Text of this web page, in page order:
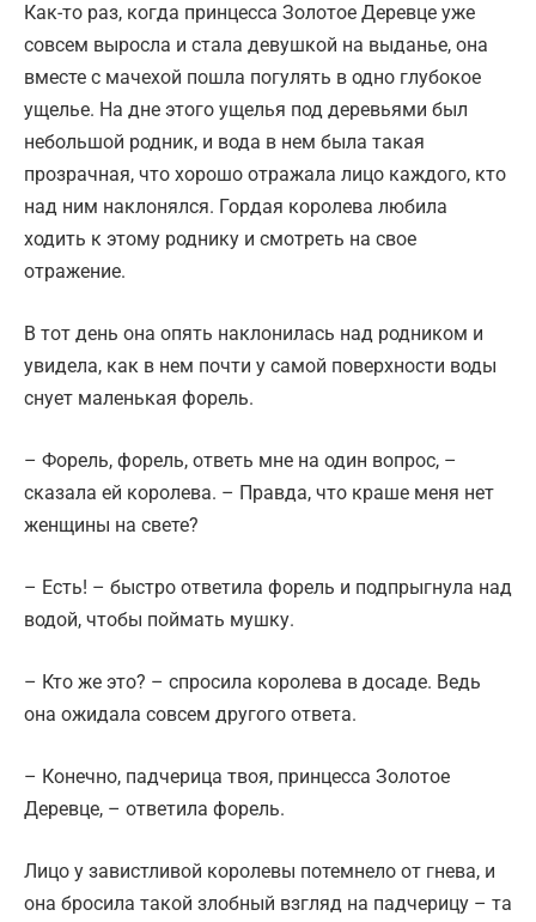
Как-то раз, когда принцесса Золотое Деревце уже
совсем выросла и стала девушкой на выданье, она
вместе с мачехой пошла погулять в одно глубокое
ущелье. На дне этого ущелья под деревьями был
небольшой родник, и вода в нем была такая
прозрачная, что хорошо отражала лицо каждого, кто
над ним наклонялся. Гордая королева любила
ходить к этому роднику и смотреть на свое
отражение.
В тот день она опять наклонилась над родником и
увидела, как в нем почти у самой поверхности воды
снует маленькая форель.
– Форель, форель, ответь мне на один вопрос, –
сказала ей королева. – Правда, что краше меня нет
женщины на свете?
– Есть! – быстро ответила форель и подпрыгнула над
водой, чтобы поймать мушку.
– Кто же это? – спросила королева в досаде. Ведь
она ожидала совсем другого ответа.
– Конечно, падчерица твоя, принцесса Золотое
Деревце, – ответила форель.
Лицо у завистливой королевы потемнело от гнева, и
она бросила такой злобный взгляд на падчерицу – та